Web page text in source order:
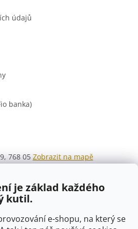
je základ každého
kutil.
e-shopu, na který se
údajů
banka)
768 05 Zobrazit na mapě